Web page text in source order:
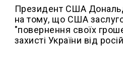
Президент США
на тому, що США
"повернення своїх
захисті України від